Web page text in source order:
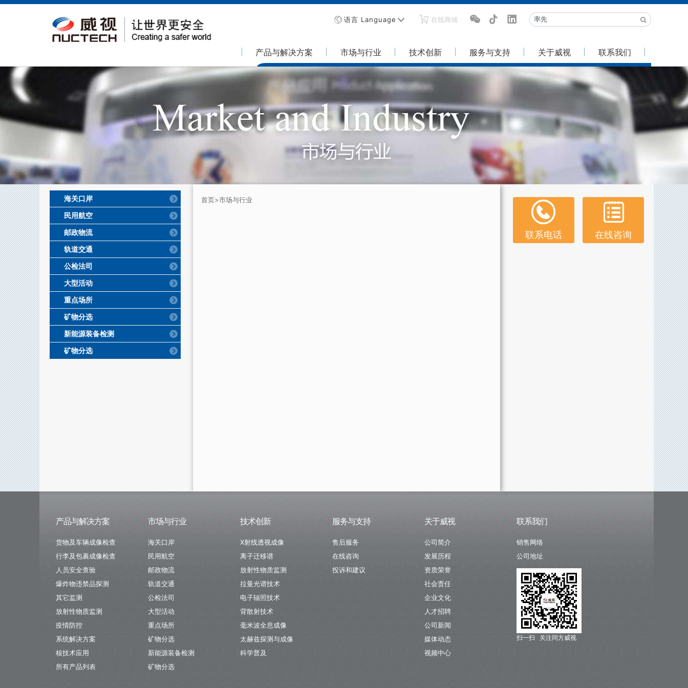
语言 Language 在线商城
产品与解决方案 市场与行业 技术创新 服务与支持 关于威视 联系我们
海关口岸
民用航空
邮政物流
轨道交通
公检法司
大型活动
重点场所
矿物分选
新能源装备检测
矿物分选
首页>市场与行业
联系电话 在线咨询
产品与解决方案
货物及车辆成像检查
行李及包裹成像检查
人员安全查验
爆炸物违禁品探测
其它监测
放射性物质监测
疫情防控
系统解决方案
核技术应用
所有产品列表
市场与行业
海关口岸
民用航空
邮政物流
轨道交通
公检法司
大型活动
重点场所
矿物分选
新能源装备检测
矿物分选
技术创新
X射线透视成像
离子迁移谱
放射性物质监测
拉曼光谱技术
电子辐照技术
背散射技术
毫米波全息成像
太赫兹探测与成像
科学普及
服务与支持
售后服务
在线咨询
投诉和建议
关于威视
公司简介
发展历程
资质荣誉
社会责任
企业文化
人才招聘
公司新闻
媒体动态
视频中心
联系我们
销售网络
公司地址
扫一扫 关注同方威视